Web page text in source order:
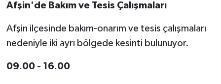
Afşin'de Bakım ve Tesis Çalışmaları
Afşin ilçesinde bakım-onarım ve tesis çalışmaları
nedeniyle iki ayrı bölgede kesinti bulunuyor.
09.00 - 16.00